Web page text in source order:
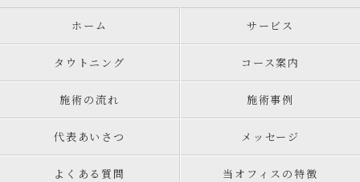
ホーム サービス
タウトニング コース案内
施術の流れ 施術事例
代表あいさつ メッセージ
よくある質問 当オフィスの特徴